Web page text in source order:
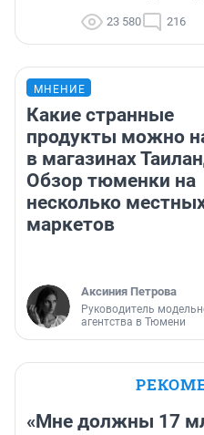
23 580 216
МНЕНИЕ
Какие странные
продукты можно
в магазинах
Обзор тюменки на
несколько
маркетов
Аксиния Петрова
Руководитель
агентства в Тюмени
«Мне должны 17